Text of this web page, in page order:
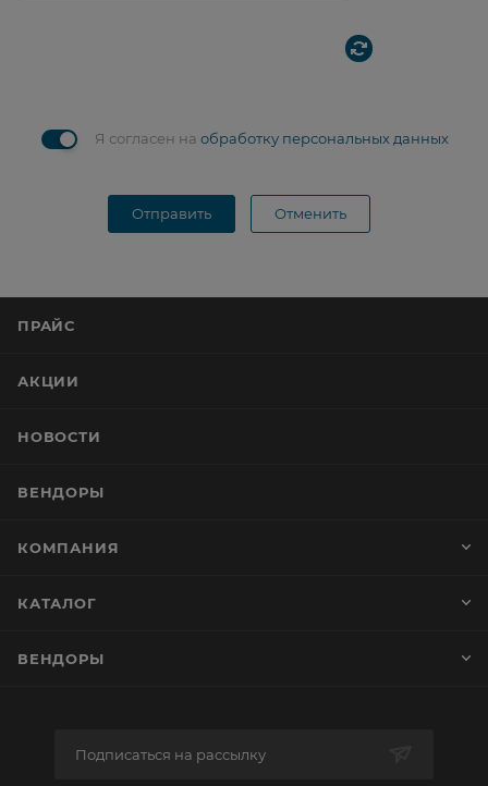
Я согласен на обработку персональных данных
Отправить Отменить
ПРАЙС
АКЦИИ
НОВОСТИ
ВЕНДОРЫ
КОМПАНИЯ
КАТАЛОГ
ВЕНДОРЫ
Подписаться на рассылку